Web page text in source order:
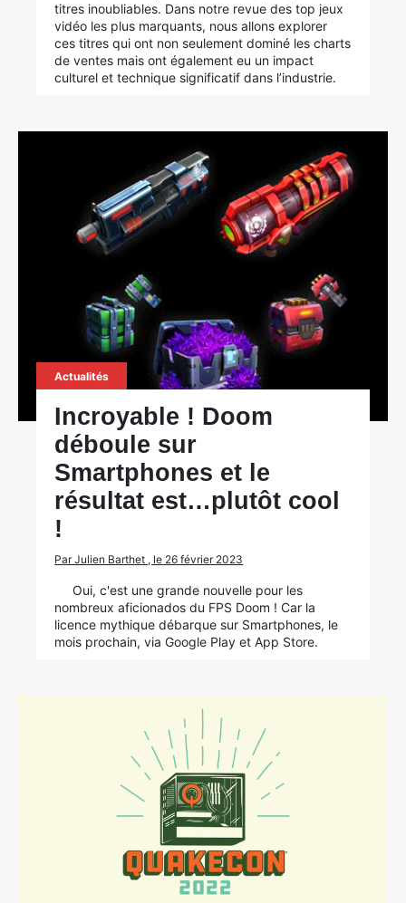
titres inoubliables. Dans notre revue des top jeux
vidéo les plus marquants, nous allons explorer
ces titres qui ont non seulement dominé les charts
de ventes mais ont également eu un impact
culturel et technique significatif dans l’industrie.
Actualités
Incroyable ! Doom
déboule sur
Smartphones et le
résultat est…plutôt cool
!
Par Julien Barthet , le 26 février 2023
Oui, c'est une grande nouvelle pour les
nombreux aficionados du FPS Doom ! Car la
licence mythique débarque sur Smartphones, le
mois prochain, via Google Play et App Store.